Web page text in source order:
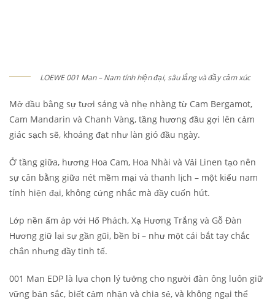
LOEWE 001 Man – Nam tính hiện đại, sâu lắng và đầy cảm xúc
Mở đầu bằng sự tươi sáng và nhẹ nhàng từ Cam Bergamot,
Cam Mandarin và Chanh Vàng, tầng hương đầu gợi lên cảm
giác sạch sẽ, khoáng đạt như làn gió đầu ngày.
Ở tầng giữa, hương Hoa Cam, Hoa Nhài và Vải Linen tạo nên
sự cân bằng giữa nét mềm mại và thanh lịch – một kiểu nam
tính hiện đại, không cứng nhắc mà đầy cuốn hút.
Lớp nền ấm áp với Hổ Phách, Xạ Hương Trắng và Gỗ Đàn
Hương giữ lại sự gần gũi, bền bỉ – như một cái bắt tay chắc
chắn nhưng đầy tinh tế.
001 Man EDP là lựa chọn lý tưởng cho người đàn ông luôn giữ
vững bản sắc, biết cảm nhận và chia sẻ, và không ngại thể